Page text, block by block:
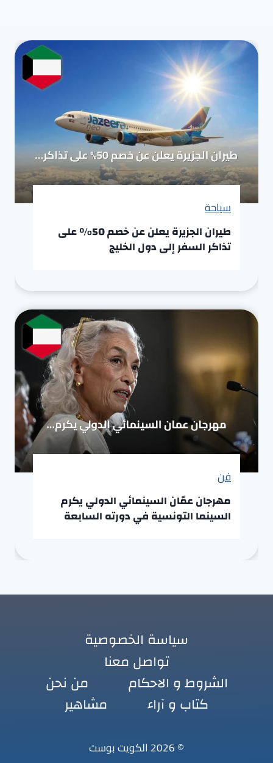
سياحة
طيران الجزيرة يعلن عن خصم 50% على
تذاكر السفر إلى دول الخليج
فن
مهرجان عمّان السينمائي الدولي يكرم
السينما التونسية في دورته السابعة
سياسة الخصوصية
تواصل معنا
الشروط و الاحكام
من نحن
كتاب و آراء
مشاهير
© 2026 الكويت بوست